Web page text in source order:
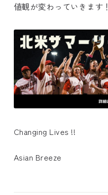
値観が変わっていきます！
Changing Lives !!
Asian Breeze